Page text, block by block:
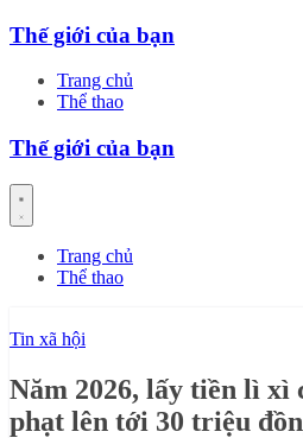
Skip
content
Thế giới của bạn
Trang chủ
Thể thao
Thế giới của bạn
Trang chủ
Thể thao
Tin xã hội
Năm 2026, lấy tiền lì xì
phạt lên tới 30 triệu